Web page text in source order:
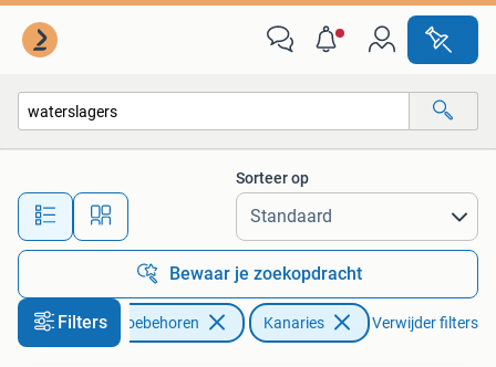
Alle afstanden…
Sorteer op
Bewaar je zoekopdracht
Filters
Dieren en Toebehoren Kanaries Verwijder filters